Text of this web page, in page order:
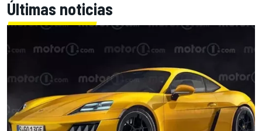
Últimas noticias